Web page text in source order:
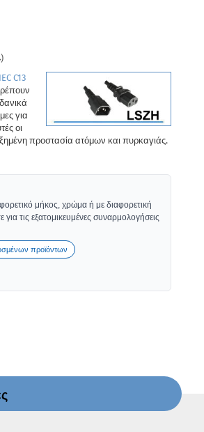
)
C13
για
οι
προστασία ατόμων και πυρκαγιάς.
μήκος, χρώμα ή με διαφορετική
τις εξατομικευμένες συναρμολογήσεις
προϊόντων